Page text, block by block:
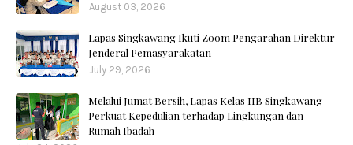
August 03, 2026
Lapas Singkawang Ikuti Zoom Pengarahan Direktur
Jenderal Pemasyarakatan
July 29, 2026
Melalui Jumat Bersih, Lapas Kelas IIB Singkawang
Perkuat Kepedulian terhadap Lingkungan dan
Rumah Ibadah